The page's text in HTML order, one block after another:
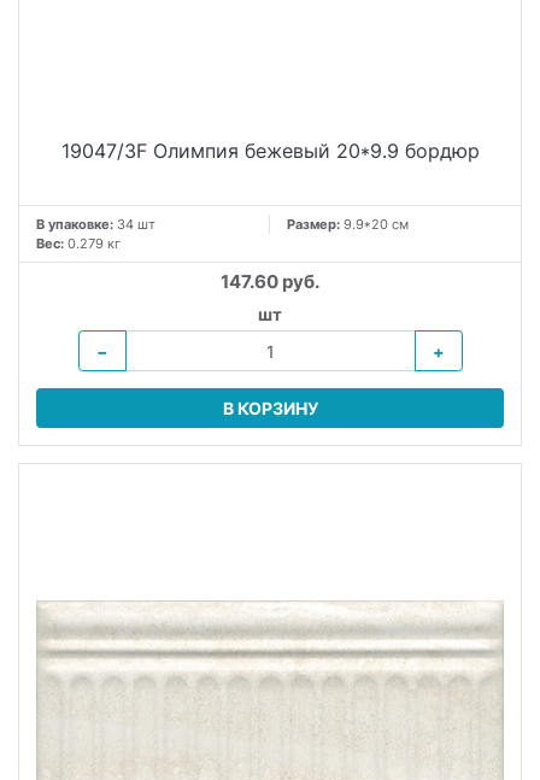
19047/3F Олимпия бежевый 20*9.9 бордюр
В упаковке: 34 шт Размер: 9.9*20 см
Вес: 0.279 кг
147.60 руб.
шт
−
+
В КОРЗИНУ